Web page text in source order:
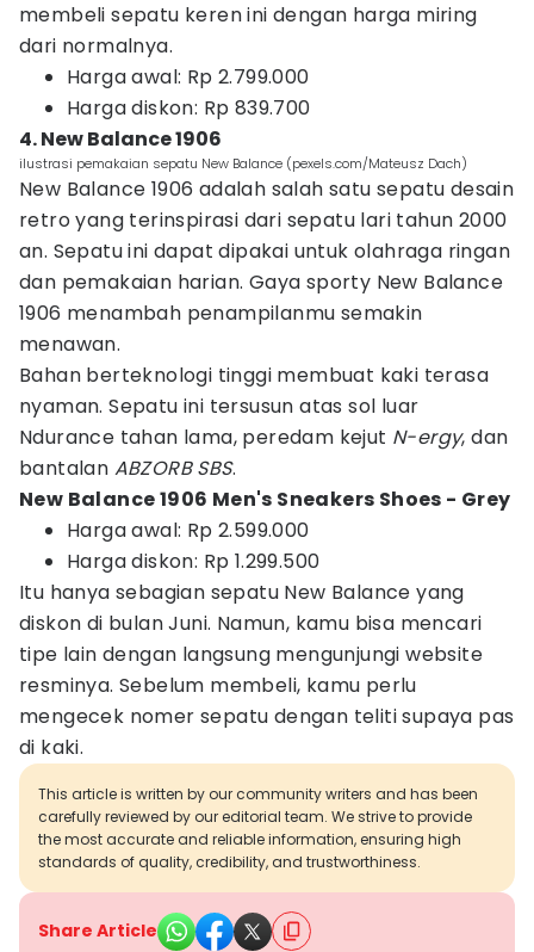
membeli sepatu keren ini dengan harga miring
dari normalnya.
Harga awal: Rp 2.799.000
Harga diskon: Rp 839.700
4. New Balance 1906
ilustrasi pemakaian sepatu New Balance (pexels.com/Mateusz Dach)
New Balance 1906 adalah salah satu sepatu desain
retro yang terinspirasi dari sepatu lari tahun 2000
an. Sepatu ini dapat dipakai untuk olahraga ringan
dan pemakaian harian. Gaya sporty New Balance
1906 menambah penampilanmu semakin
menawan.
Bahan berteknologi tinggi membuat kaki terasa
nyaman. Sepatu ini tersusun atas sol luar
Ndurance tahan lama, peredam kejut N-ergy, dan
bantalan ABZORB SBS.
New Balance 1906 Men's Sneakers Shoes - Grey
Harga awal: Rp 2.599.000
Harga diskon: Rp 1.299.500
Itu hanya sebagian sepatu New Balance yang
diskon di bulan Juni. Namun, kamu bisa mencari
tipe lain dengan langsung mengunjungi website
resminya. Sebelum membeli, kamu perlu
mengecek nomer sepatu dengan teliti supaya pas
di kaki.
This article is written by our community writers and has been
carefully reviewed by our editorial team. We strive to provide
the most accurate and reliable information, ensuring high
standards of quality, credibility, and trustworthiness.
Share Article